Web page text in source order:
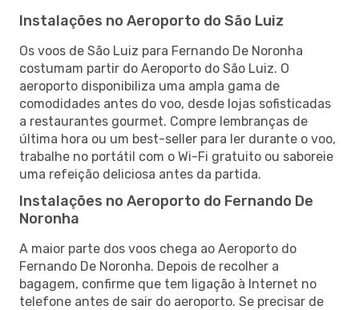
Instalações no Aeroporto do São Luiz
Os voos de São Luiz para Fernando De Noronha
costumam partir do Aeroporto do São Luiz. O
aeroporto disponibiliza uma ampla gama de
comodidades antes do voo, desde lojas sofisticadas
a restaurantes gourmet. Compre lembranças de
última hora ou um best-seller para ler durante o voo,
trabalhe no portátil com o Wi-Fi gratuito ou saboreie
uma refeição deliciosa antes da partida.
Instalações no Aeroporto do Fernando De
Noronha
A maior parte dos voos chega ao Aeroporto do
Fernando De Noronha. Depois de recolher a
bagagem, confirme que tem ligação à Internet no
telefone antes de sair do aeroporto. Se precisar de